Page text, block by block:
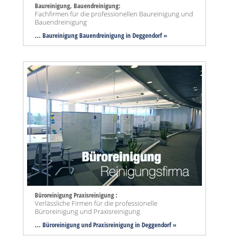
Baureinigung, Bauendreinigung:
Fachfirmen für die professionellen Baureinigung und
Bauendreinigung
... Baureinigung Bauendreinigung in Deggendorf »
Büroreinigung Praxisreinigung :
Verlässliche Firmen für die professionelle
Büroreinigung und Praxisreinigung
... Büroreinigung und Praxisreinigung in Deggendorf »